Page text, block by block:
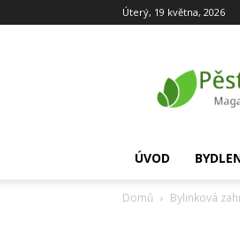
Úterý, 19 května, 2026
ÚVOD
Domů Bylinková